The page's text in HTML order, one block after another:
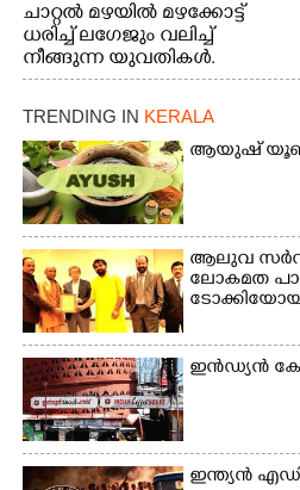
ചാറ്റൽ മഴയിൽ മഴക്കോട്ട്
ധരിച്ച് ലഗേജും വലിച്ച്
നീങ്ങുന്ന യുവതികൾ.
എറണാകുളം മേനകയിൽ
നിന്നുള്ള കാഴ്ച
TRENDING IN KERALA
ആയുഷ്
ആലുവ
ലോകമത
ഇൻഡ്യൻ
ഇന്ത്യൻ